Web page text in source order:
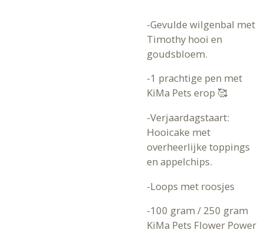
-Gevulde wilgenbal met
Timothy hooi en
goudsbloem.
-1 prachtige pen met
KiMa Pets erop 🥰
-Verjaardagstaart:
Hooicake met
overheerlijke toppings
en appelchips.
-Loops met roosjes
-100 gram / 250 gram
KiMa Pets Flower Power